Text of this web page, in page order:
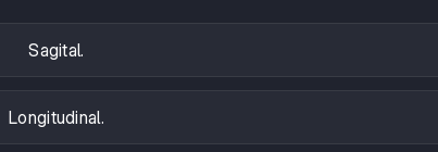
Sagital.
Longitudinal.